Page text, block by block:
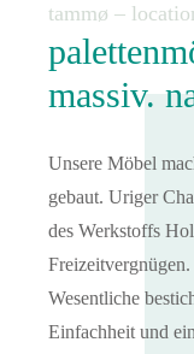
tammø –
massiv.
Unsere Möbel
gebaut. Uriger
des Werkstoffs
Wesentliche
Einfachheit und